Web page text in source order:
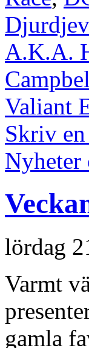
A.K.A.
Valiant
Skriv
Nyheter
lördag
Varmt
gamla